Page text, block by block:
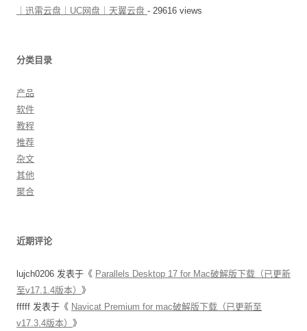
｜迅雷云盘｜UC网盘｜天翼云盘 - 29616 views
分类目录
产品
软件
教程
推荐
杂文
其他
聚合
近期评论
lujch0206 发表于《 Parallels Desktop 17 for Mac破解版下载（已更新
至v17.1.4版本） 》
fffff 发表于《 Navicat Premium for mac破解版下载（已更新至
v17.3.4版本） 》